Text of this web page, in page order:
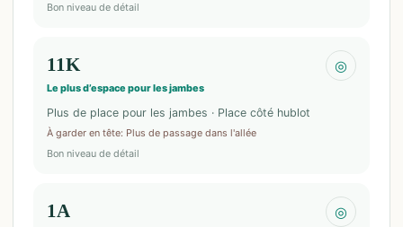
Bon niveau de détail
11K
Le plus d’espace pour les jambes
◎
Plus de place pour les jambes · Place côté hublot
À garder en tête: Plus de passage dans l'allée
Bon niveau de détail
1A ◎